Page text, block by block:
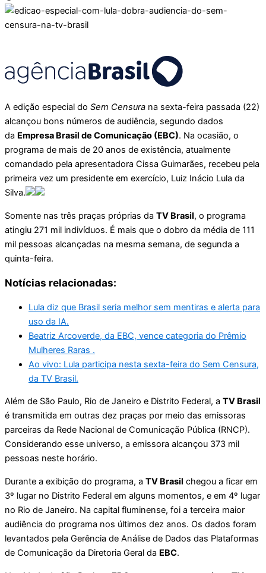
A edição especial do Sem Censura na sexta-feira passada (22)
alcançou bons números de audiência, segundo dados
da Empresa Brasil de Comunicação (EBC). Na ocasião, o
programa de mais de 20 anos de existência, atualmente
comandado pela apresentadora Cissa Guimarães, recebeu pela
primeira vez um presidente em exercício, Luiz Inácio Lula da
Silva.
Somente nas três praças próprias da TV Brasil, o programa
atingiu 271 mil indivíduos. É mais que o dobro da média de 111
mil pessoas alcançadas na mesma semana, de segunda a
quinta-feira.
Notícias relacionadas:
Lula diz que Brasil seria melhor sem mentiras e alerta para
uso da IA.
Beatriz Arcoverde, da EBC, vence categoria do Prêmio
Mulheres Raras .
Ao vivo: Lula participa nesta sexta-feira do Sem Censura,
da TV Brasil.
Além de São Paulo, Rio de Janeiro e Distrito Federal, a TV Brasil
é transmitida em outras dez praças por meio das emissoras
parceiras da Rede Nacional de Comunicação Pública (RNCP).
Considerando esse universo, a emissora alcançou 373 mil
pessoas neste horário.
Durante a exibição do programa, a TV Brasil chegou a ficar em
3º lugar no Distrito Federal em alguns momentos, e em 4º lugar
no Rio de Janeiro. Na capital fluminense, foi a terceira maior
audiência do programa nos últimos dez anos. Os dados foram
levantados pela Gerência de Análise de Dados das Plataformas
de Comunicação da Diretoria Geral da EBC.